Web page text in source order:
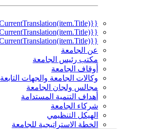
{{mmc.getCurrentTranslation(item.Title)}}
{{mmc.getCurrentTranslation(item.Title)}}
{{mmc.getCurrentTranslation(item.Title)}}
عن الجامعة
مكتب رئيس الجامعة
أوقاف الجامعة
وكالات الجامعة والجهات التابعة
مجالس ولجان الجامعة
أهداف التنمية المستدامة
شركاء الجامعة
الهيكل التنظيمي
الخطة الاستراتيجية للجامعة